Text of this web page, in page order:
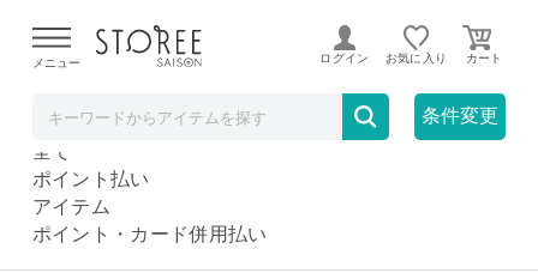
よる配送遅延が発生しております。
メニュー ログイン お気に入り
条件変更
チーズケーキ
チーズケーキ
全て
ポイント払い
アイテム
ポイント・カード併用払い